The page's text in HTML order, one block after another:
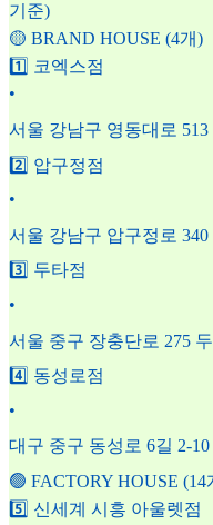
기준)
🟡 BRAND HOUSE (4개)
1️⃣ 코엑스점
•
서울 강남구 영동대로
2️⃣ 압구정점
•
서울 강남구 압구정로 340
3️⃣ 두타점
•
서울 중구 장충단로 275
4️⃣ 동성로점
•
대구 중구 동성로 6길 2-10
🟢 FACTORY HOUSE (14
5️⃣ 신세계 시흥 아울렛점